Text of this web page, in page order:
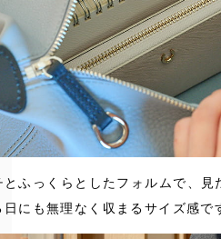
とふっくらとしたフォルムで、
にも無理なく収まるサイズ感で